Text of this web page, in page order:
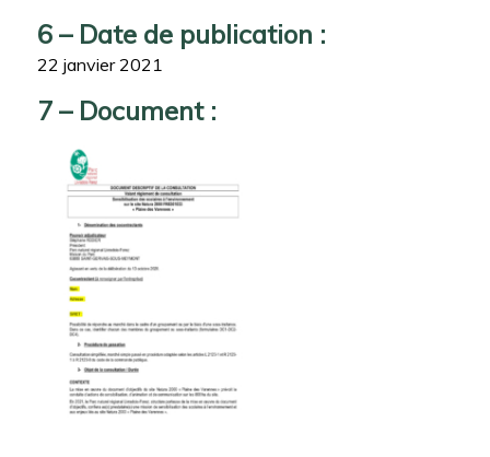
6 – Date de publication :
22 janvier 2021
7 – Document :